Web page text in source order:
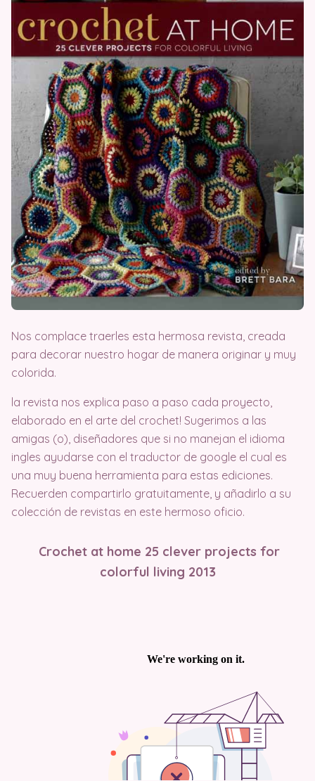
Nos complace traerles esta hermosa revista, creada
para decorar nuestro hogar de manera originar y muy
colorida.
la revista nos explica paso a paso cada proyecto,
elaborado en el arte del crochet! Sugerimos a las
amigas (o), diseñadores que si no manejan el idioma
ingles ayudarse con el traductor de google el cual es
una muy buena herramienta para estas ediciones.
Recuerden compartirlo gratuitamente, y añadirlo a su
colección de revistas en este hermoso oficio.
Crochet at home 25 clever projects for
colorful living 2013